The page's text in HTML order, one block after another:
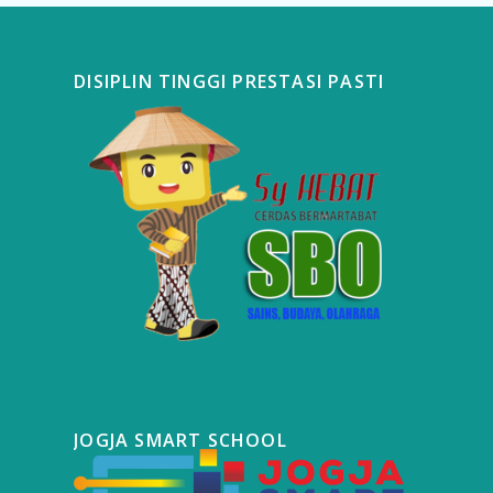
DISIPLIN TINGGI PRESTASI PASTI
JOGJA SMART SCHOOL